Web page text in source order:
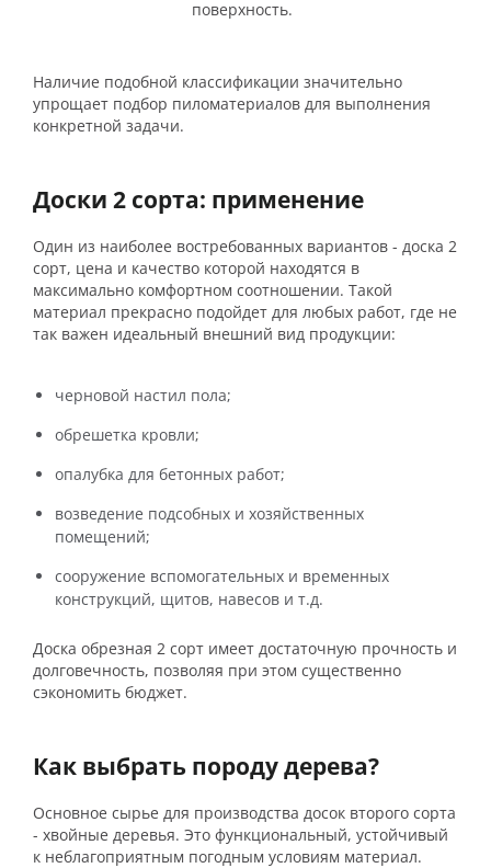
поверхность.
Наличие подобной классификации значительно
упрощает подбор пиломатериалов для выполнения
конкретной задачи.
Доски 2 сорта: применение
Один из наиболее востребованных вариантов - доска 2
сорт, цена и качество которой находятся в
максимально комфортном соотношении. Такой
материал прекрасно подойдет для любых работ, где не
так важен идеальный внешний вид продукции:
черновой настил пола;
обрешетка кровли;
опалубка для бетонных работ;
возведение подсобных и хозяйственных
помещений;
сооружение вспомогательных и временных
конструкций, щитов, навесов и т.д.
Доска обрезная 2 сорт имеет достаточную прочность и
долговечность, позволяя при этом существенно
сэкономить бюджет.
Как выбрать породу дерева?
Основное сырье для производства досок второго сорта
- хвойные деревья. Это функциональный, устойчивый
к неблагоприятным погодным условиям материал.